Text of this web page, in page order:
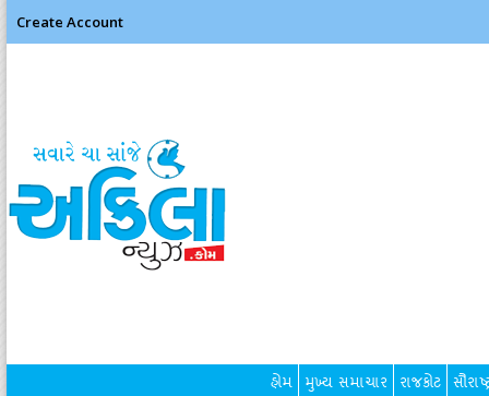
Create Account
હોમ મુખ્ય સમાચાર રાજકોટ